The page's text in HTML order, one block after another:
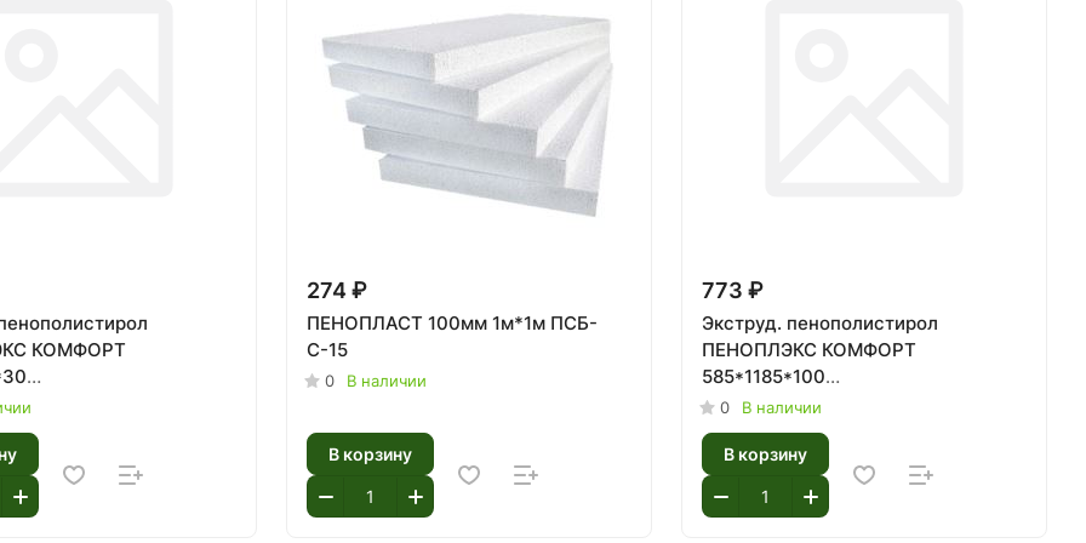
КОМФОРТ
13шт) 1шт
274 ₽
ПЕНОПЛАСТ 100мм 1м*1м ПСБ-
С-15
0 В наличии
В корзину
773 ₽
Экструд. пенополистирол
ПЕНОПЛЭКС КОМФОРТ
585*1185*100
(2,77кв.м./0,2772м3/4шт) 1шт
0 В наличии
В корзину